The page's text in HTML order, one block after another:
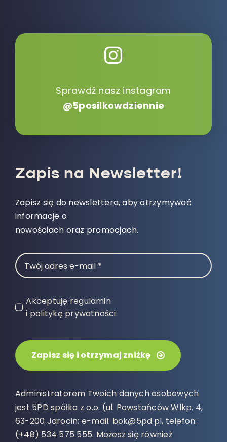
Sprawdź nasz instagram
@5posilkowdziennie
Zapis na Newsletter!
Zapisz się do newslettera, aby otrzymywać
informacje o
nowościach oraz promocjach.
Akceptuję regulamin
i politykę prywatności.
Zapisz się i otrzymaj zniżkę
Administratorem Twoich danych osobowych
jest 5PD spółka z o.o. (ul. Powstańców Wlkp. 4,
63-200 Jarocin; e-mail: bok@5pd.pl, telefon:
(+48) 534 575 555. Możesz się również